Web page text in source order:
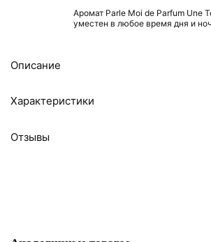
Аромат Parle Moi de Parfum Une
уместен в любое время дня и
Описание
Характеристики
Отзывы